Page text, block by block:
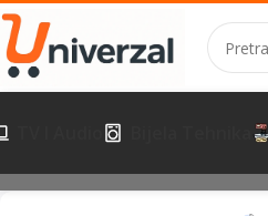
Početna Proizvodi označeni